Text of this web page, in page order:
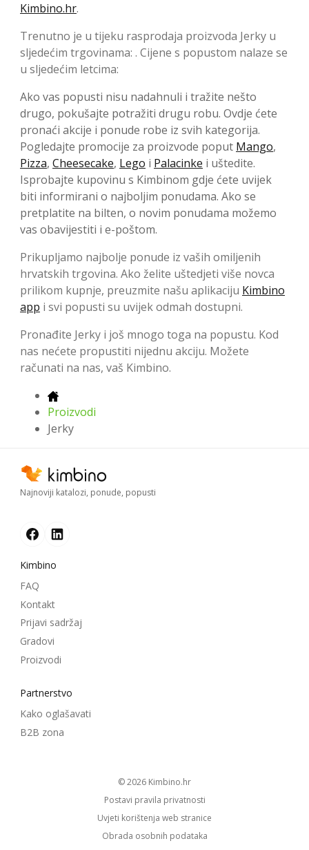
Kimbino.hr.
Trenutno je u tijeku rasprodaja proizvoda Jerky u
sljedećim trgovinama: . Cijene s popustom nalaze se
u sljedećim letcima:
Ako vas popusti nisu nadahnuli i tražite nešto
drugo, pokušajte potražiti drugu robu. Ovdje ćete
pronaći akcije i ponude robe iz svih kategorija.
Pogledajte promocije za proizvode poput Mango,
Pizza, Cheesecake, Lego i Palacinke i uštedite.
Isprobajte kupovinu s Kimbinom gdje ćete uvijek
biti informirani o najboljim ponudama. Ako se
pretplatite na bilten, o novim ponudama možemo
vas obavijestiti i e-poštom.
Prikupljamo najbolje ponude iz vaših omiljenih
hrvatskih trgovina. Ako želite uštedjeti više novca
prilikom kupnje, preuzmite našu aplikaciju Kimbino
app i svi popusti su uvijek odmah dostupni.
Pronađite Jerky i još mnogo toga na popustu. Kod
nas nećete propustiti nijednu akciju. Možete
računati na nas, vaš Kimbino.
Proizvodi
Jerky
Najnoviji katalozi, ponude, popusti
Kimbino
FAQ
Kontakt
Prijavi sadržaj
Gradovi
Proizvodi
Partnerstvo
Kako oglašavati
B2B zona
© 2026
kimbino.hr
Postavi pravila privatnosti
Uvjeti korištenja web stranice
Obrada osobnih podataka